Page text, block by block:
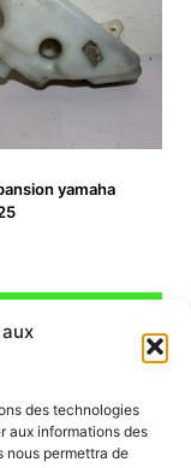
des technologies
aux informations des
nous permettra de
yamaha